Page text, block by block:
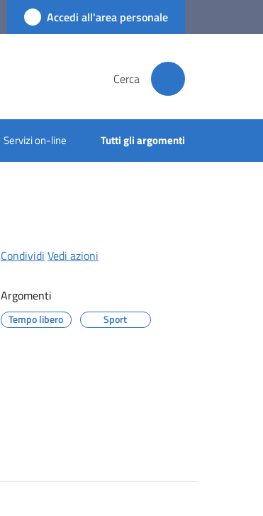
Accedi all'area personale
Cerca
Servizi on-line Tutti gli argomenti
Condividi Vedi azioni
Argomenti
Tempo libero Sport